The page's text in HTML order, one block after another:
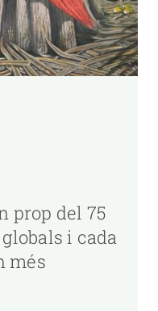
prop del 75
i cada
més